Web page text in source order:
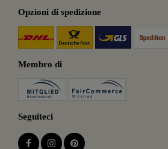
Opzioni di spedizione
Membro di
Seguiteci